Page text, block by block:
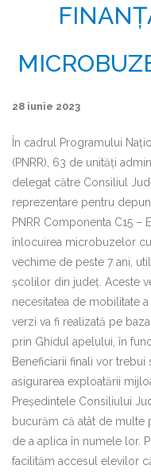
28 iunie 2023
În cadrul Programului
(PNRR), 63 de unități
delegat către Consiliul
reprezentare pentru
PNRR Componenta C15 –
înlocuirea microbuzelor
vechime de peste 7 ani,
școlilor din județ. Aceste
necesitatea de mobilitate
verzi va fi realizată pe
prin Ghidul apelului, în
Beneficiarii finali vor
asigurarea exploatării
Președintele Consiliului
bucurăm că atât de multe
de a aplica în numele lor.
facilităm accesul elevilor